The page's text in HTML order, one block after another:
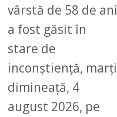
vârstă de 58 de ani
a fost găsit în
stare de
inconștiență, marți
dimineață, 4
august 2026, pe